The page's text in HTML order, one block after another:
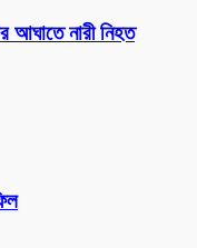
আঘাতে নারী নিহত